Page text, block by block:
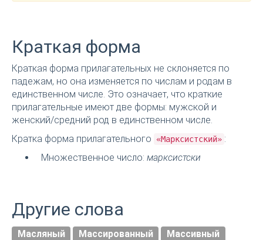
Краткая форма
Краткая форма прилагательных не склоняется по
падежам, но она изменяется по числам и родам в
единственном числе. Это означает, что краткие
прилагательные имеют две формы: мужской и
женский/средний род в единственном числе.
Кратка форма прилагательного
«Марксистский» :
Множественное число: марксистски
Другие слова
Масляный Массированный Массивный